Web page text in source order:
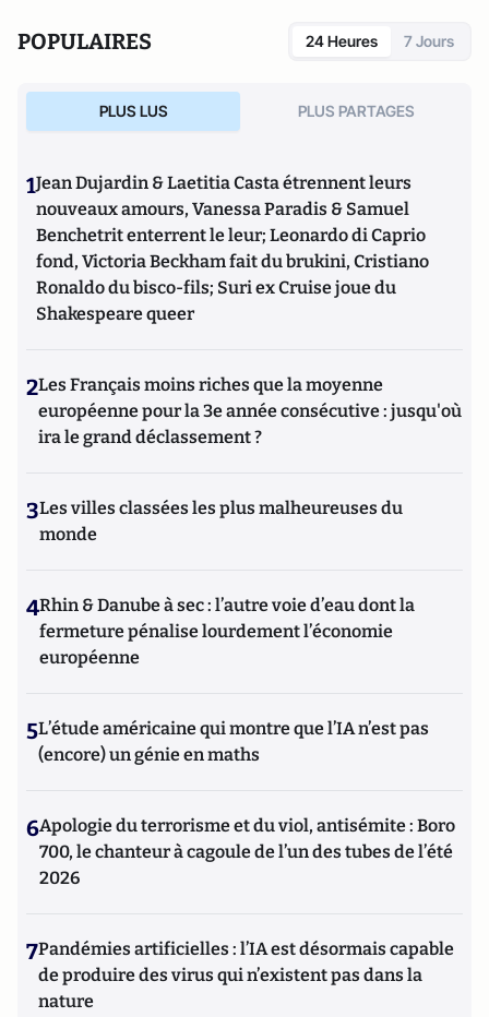
POPULAIRES 24 Heures 7 Jours
PLUS LUS PLUS PARTAGES
1Jean Dujardin & Laetitia Casta étrennent leurs
nouveaux amours, Vanessa Paradis & Samuel
Benchetrit enterrent le leur; Leonardo di Caprio
fond, Victoria Beckham fait du brukini, Cristiano
Ronaldo du bisco-fils; Suri ex Cruise joue du
Shakespeare queer
2Les Français moins riches que la moyenne
européenne pour la 3e année consécutive : jusqu'où
ira le grand déclassement ?
3Les villes classées les plus malheureuses du
monde
4Rhin & Danube à sec : l’autre voie d’eau dont la
fermeture pénalise lourdement l’économie
européenne
5L’étude américaine qui montre que l’IA n’est pas
(encore) un génie en maths
6Apologie du terrorisme et du viol, antisémite : Boro
700, le chanteur à cagoule de l’un des tubes de l’été
2026
7Pandémies artificielles : l’IA est désormais capable
de produire des virus qui n’existent pas dans la
nature